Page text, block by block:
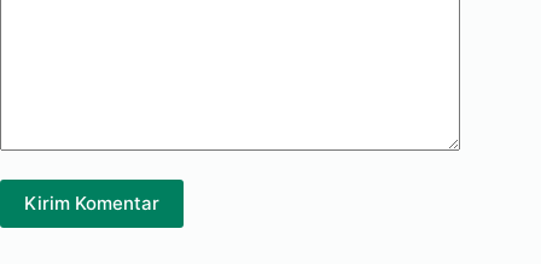
Kirim Komentar